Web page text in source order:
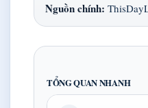
Nguồn chính:
TỔNG QUAN NHANH